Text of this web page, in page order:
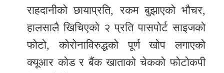
राहदानीको छायाप्रति, रकम बुझाएको भौचर,
हालसालै खिचिएको २ प्रति पासपोर्ट साइजको
फोटो, कोरोनाविरुद्धको पूर्ण खोप लगाएको
क्यूआर कोड र बैंक खाताको चेकको फोटोकपी